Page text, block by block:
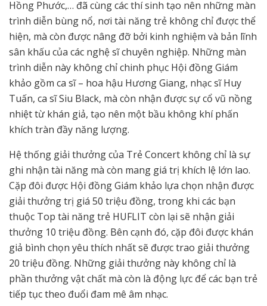
Hồng Phước,… đã cùng các thí sinh tạo nên những màn
trình diễn bùng nổ, nơi tài năng trẻ không chỉ được thể
hiện, mà còn được nâng đỡ bởi kinh nghiệm và bản lĩnh
sân khấu của các nghệ sĩ chuyên nghiệp. Những màn
trình diễn này không chỉ chinh phục Hội đồng Giám
khảo gồm ca sĩ – hoa hậu Hương Giang, nhạc sĩ Huy
Tuấn, ca sĩ Siu Black, mà còn nhận được sự cổ vũ nồng
nhiệt từ khán giả, tạo nên một bầu không khí phấn
khích tràn đầy năng lượng.
Hệ thống giải thưởng của Trẻ Concert không chỉ là sự
ghi nhận tài năng mà còn mang giá trị khích lệ lớn lao.
Cặp đôi được Hội đồng Giám khảo lựa chọn nhận được
giải thưởng trị giá 50 triệu đồng, trong khi các bạn
thuộc Top tài năng trẻ HUFLIT còn lại sẽ nhận giải
thưởng 10 triệu đồng. Bên cạnh đó, cặp đôi được khán
giả bình chọn yêu thích nhất sẽ được trao giải thưởng
20 triệu đồng. Những giải thưởng này không chỉ là
phần thưởng vật chất mà còn là động lực để các bạn trẻ
tiếp tục theo đuổi đam mê âm nhạc.